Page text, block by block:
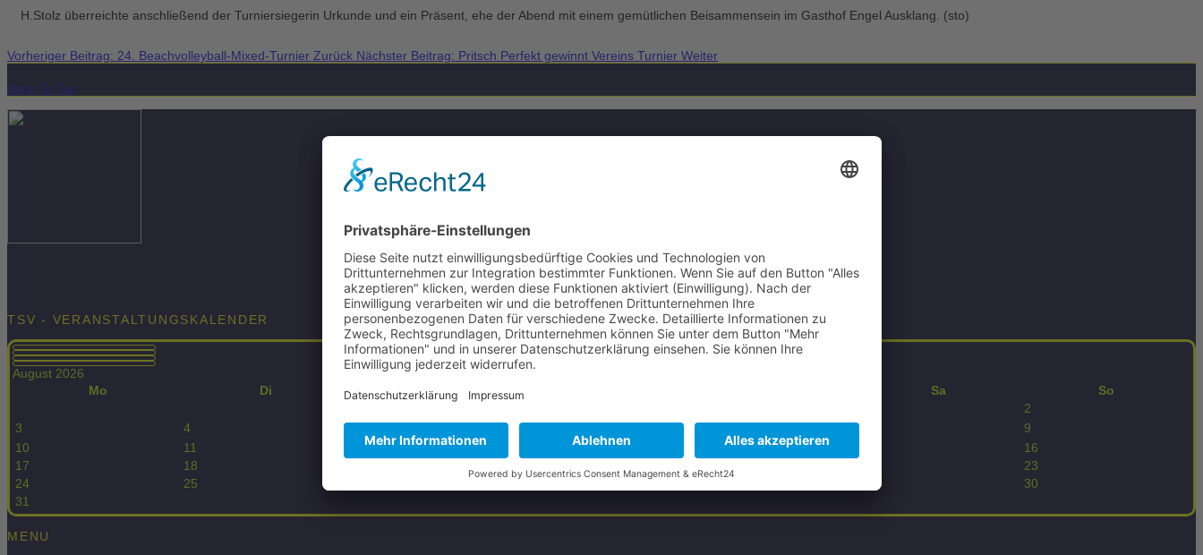
H.Stolz überreichte anschließend der Turniersiegerin Urkunde und ein Präsent, ehe der Abend mit einem gemütlichen Beisammensein im Gasthof Engel Ausklang. (sto)
Vorheriger Beitrag: 24. Beachvolleyball-Mixed-Turnier Zurück Nächster Beitrag: Pritsch Perfekt gewinnt Vereins Turnier Weiter
Back To Top
TSV - VERANSTALTUNGSKALENDER
August 2026
Mo
Di Mi Sa
So
2
3
4 6 7 8
9
10
11 12
16
17
18
23
24
25
30
31
MENU